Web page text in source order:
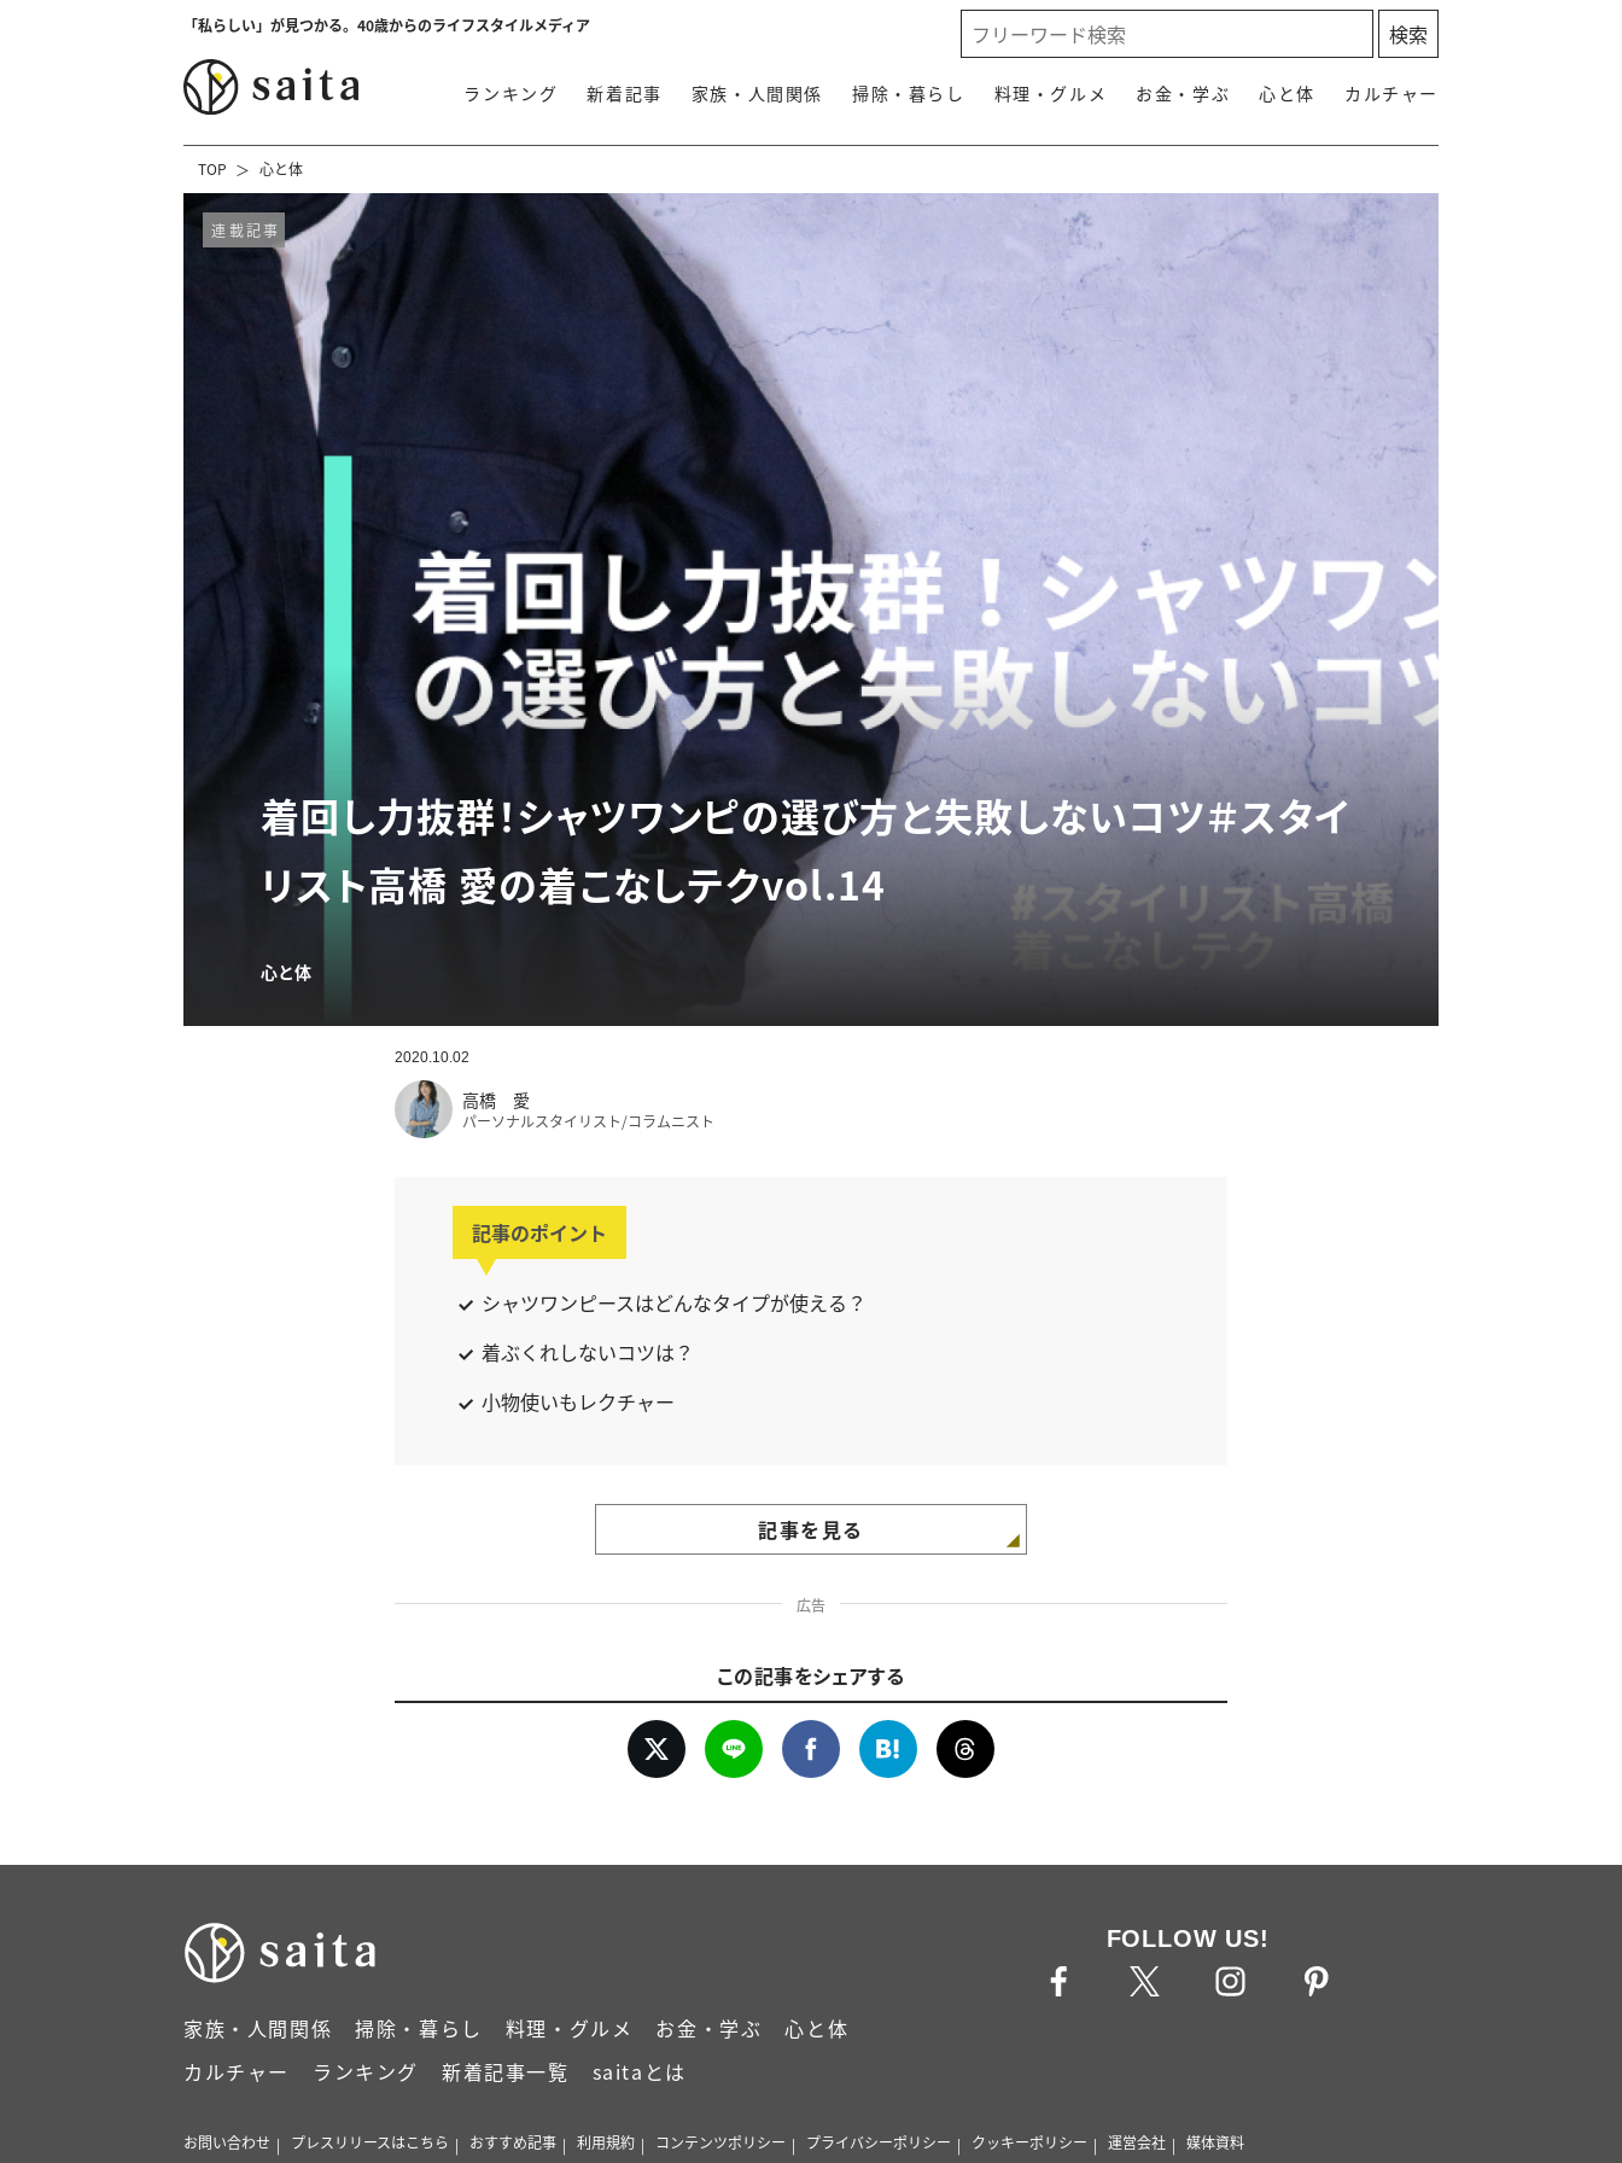
「私らしい」が見つかる。40歳からのライフスタイルメディア
ランキング 新着記事 家族・人間関係 掃除・暮らし 料理・グルメ お金・学ぶ 心と体 カルチャー
TOP 心と体
連載記事
着回し力抜群！シャツワンピの選び方と失敗しないコツ＃スタイ
リスト高橋 愛の着こなしテクvol.14
心と体
2020.10.02
高橋 愛
パーソナルスタイリスト/コラムニスト
記事のポイント
シャツワンピースはどんなタイプが使える？
着ぶくれしないコツは？
小物使いもレクチャー
記事を見る
広告
この記事をシェアする
家族・人間関係 掃除・暮らし 料理・グルメ お金・学ぶ
心と体
カルチャー
ランキング 新着記事一覧 saitaとは
FOLLOW US!
お問い合わせ プレスリリースはこちら おすすめ記事 利用規約 コンテンツポリシー プライバシーポリシー クッキーポリシー 運営会社 媒体資料